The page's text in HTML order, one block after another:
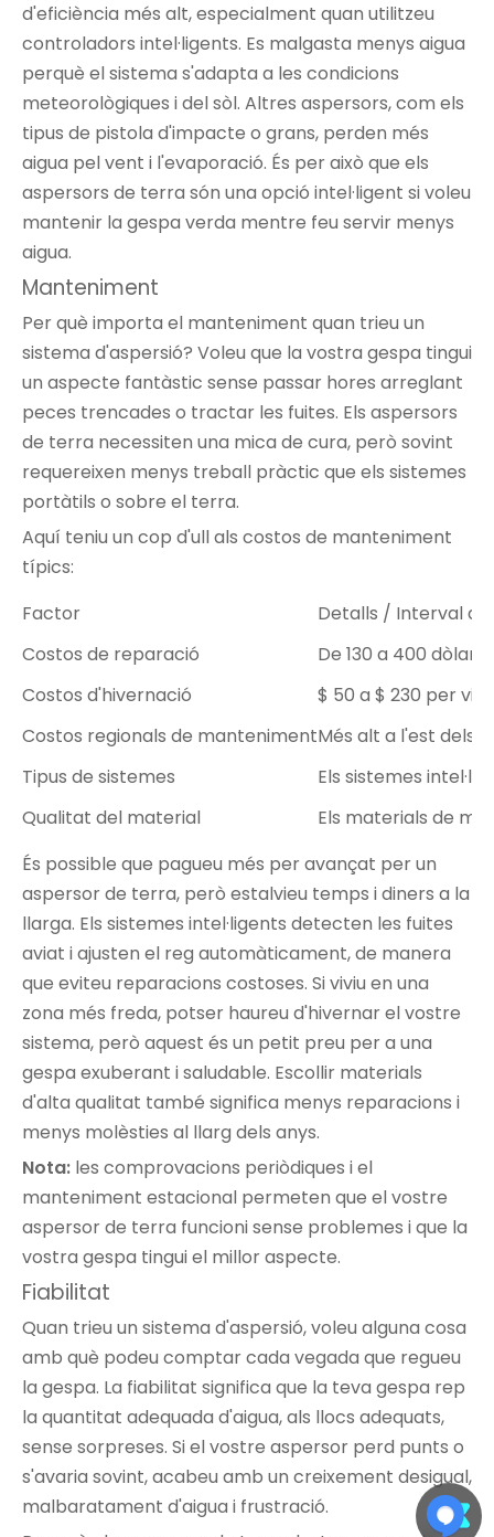
d'eficiència més alt, especialment quan utilitzeu
controladors intel·ligents. Es malgasta menys aigua
perquè el sistema s'adapta a les condicions
meteorològiques i del sòl. Altres aspersors, com els
tipus de pistola d'impacte o grans, perden més
aigua pel vent i l'evaporació. És per això que els
aspersors de terra són una opció intel·ligent si voleu
mantenir la gespa verda mentre feu servir menys
aigua.
Manteniment
Per què importa el manteniment quan trieu un
sistema d'aspersió? Voleu que la vostra gespa tingui
un aspecte fantàstic sense passar hores arreglant
peces trencades o tractar les fuites. Els aspersors
de terra necessiten una mica de cura, però sovint
requereixen menys treball pràctic que els sistemes
portàtils o sobre el terra.
Aquí teniu un cop d'ull als costos de manteniment
típics:
Factor
Detalls / Interval
Costos de reparació
De 130 a 400
Costos d'hivernació
$ 50 a $ 230 per
Costos regionals de mantenimentMés alt a l'est dels
Tipus de sistemes
Els sistemes
Qualitat del material
Els materials de
És possible que pagueu més per avançat per un
aspersor de terra, però estalvieu temps i diners a la
llarga. Els sistemes intel·ligents detecten les fuites
aviat i ajusten el reg automàticament, de manera
que eviteu reparacions costoses. Si viviu en una
zona més freda, potser haureu d'hivernar el vostre
sistema, però aquest és un petit preu per a una
gespa exuberant i saludable. Escollir materials
d'alta qualitat també significa menys reparacions i
menys molèsties al llarg dels anys.
Nota: les comprovacions periòdiques i el
manteniment estacional permeten que el vostre
aspersor de terra funcioni sense problemes i que la
vostra gespa tingui el millor aspecte.
Fiabilitat
Quan trieu un sistema d'aspersió, voleu alguna cosa
amb què podeu comptar cada vegada que regueu
la gespa. La fiabilitat significa que la teva gespa rep
la quantitat adequada d'aigua, als llocs adequats,
sense sorpreses. Si el vostre aspersor perd punts o
s'avaria sovint, acabeu amb un creixement desigual,
malbaratament d'aigua i frustració.